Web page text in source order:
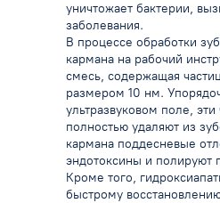
уничтожает бактерии,
заболевания.
В процессе обработки
кармана на рабочий
смесь, содержащая
размером 10 нм.
ультразвуковом поле, эти
полностью удаляют из
кармана поддесневые
эндотоксины и полируют
Кроме того,
быстрому